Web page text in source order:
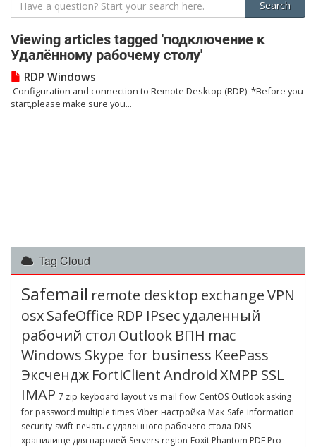
Viewing articles tagged 'подключение к
Удалённому рабочему столу'
RDP Windows
Configuration and connection to Remote Desktop (RDP) *Before you
start,please make sure you...
Tag Cloud
Safemail remote desktop exchangeVPN
osxSafeOffice RDP IPsecудаленный
рабочий стол Outlook ВПН mac
Windows Skype for business KeePass
Эксчендж FortiClientAndroidXMPP SSL
IMAP 7 zip keyboard layout vs mail flow CentOS Outlook asking
for password multiple times Viber настройка Мак Safe information
security swift печать с удаленного рабочего стола DNS
хранилище для паролей Servers region Foxit Phantom PDF Pro